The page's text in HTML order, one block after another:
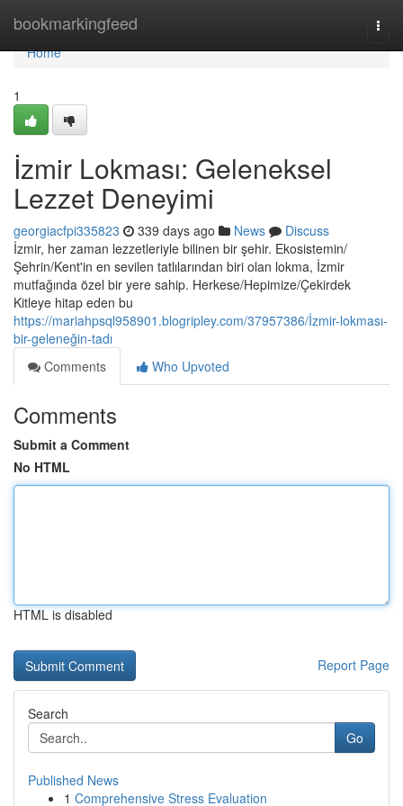
bookmarkingfeed
Home
Home
1
İzmir Lokması: Geleneksel
Lezzet Deneyimi
georgiacfpi335823 339 days ago News
Discuss
İzmir, her zaman lezzetleriyle bilinen bir şehir. Ekosistemin/
Şehrin/Kent'in en sevilen tatlılarından biri olan lokma, İzmir
mutfağında özel bir yere sahip. Herkese/Hepimize/Çekirdek
Kitleye hitap eden bu
https://mariahpsql958901.blogripley.com/37957386/İzmir-lokması-
bir-geleneğin-tadı
Comments
Who Upvoted
Comments
Submit a Comment
No HTML
HTML is disabled
Report Page
Search
Go
Published News
1 Comprehensive Stress Evaluation